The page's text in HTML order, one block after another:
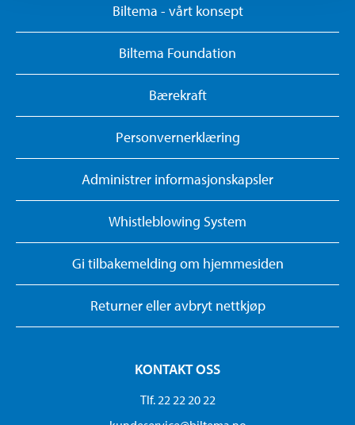
Biltema - vårt konsept
Biltema Foundation
Bærekraft
Personvernerklæring
Administrer informasjonskapsler
Whistleblowing System
Gi tilbakemelding om hjemmesiden
Returner eller avbryt nettkjøp
KONTAKT OSS
Tlf. 22 22 20 22